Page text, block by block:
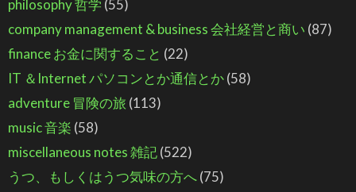
philosophy 哲学 (55)
company management & business 会社経営と商い (87)
finance お金に関すること (22)
IT ＆Internet パソコンとか通信とか(58)
adventure 冒険の旅 (113)
music 音楽 (58)
miscellaneous notes 雑記(522)
うつ、もしくはうつ気味の方へ(75)